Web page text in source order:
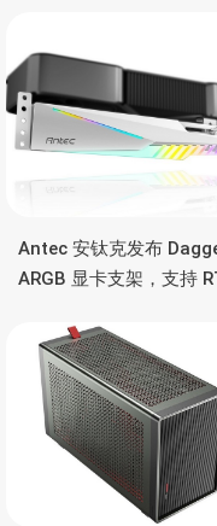
Antec 安钛克发布
ARGB 显卡支架，支持
彩灯效